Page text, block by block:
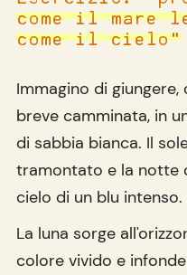
come il mare
come il cielo"
Immagino di giungere,
breve camminata, in
di sabbia bianca. Il
tramontato e la notte
cielo di un blu intenso.
La luna sorge
colore vivido e